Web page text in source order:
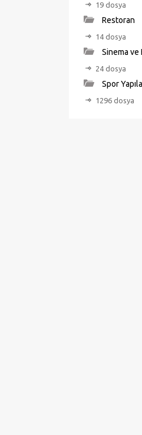
19 dosya
Restoran
14 dosya
Sinema ve
24 dosya
Spor
1296 dosya